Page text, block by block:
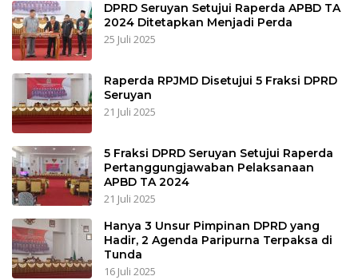
DPRD Seruyan Setujui Raperda APBD TA
2024 Ditetapkan Menjadi Perda
25 Juli 2025
Raperda RPJMD Disetujui 5 Fraksi DPRD
Seruyan
21 Juli 2025
5 Fraksi DPRD Seruyan Setujui Raperda
Pertanggungjawaban Pelaksanaan
APBD TA 2024
21 Juli 2025
Hanya 3 Unsur Pimpinan DPRD yang
Hadir, 2 Agenda Paripurna Terpaksa di
Tunda
16 Juli 2025